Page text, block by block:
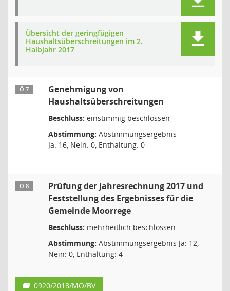
Übersicht der geringfügigen
Haushaltsüberschreitungen im 2.
Halbjahr 2017
Ö 7
Genehmigung von
Haushaltsüberschreitungen
Beschluss: einstimmig beschlossen
Abstimmung: Abstimmungsergebnis
Ja: 16, Nein: 0, Enthaltung: 0
Ö 8
Prüfung der Jahresrechnung 2017 und
Feststellung des Ergebnisses für die
Gemeinde Moorrege
Beschluss: mehrheitlich beschlossen
Abstimmung: Abstimmungsergebnis Ja: 12,
Nein: 0, Enthaltung: 4
0920/2018/MO/BV